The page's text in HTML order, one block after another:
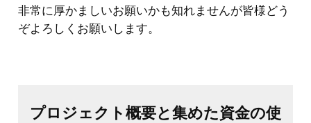
非常に厚かましいお願いかも知れませんが皆様どう
ぞよろしくお願いします。
プロジェクト概要と集めた資金の使